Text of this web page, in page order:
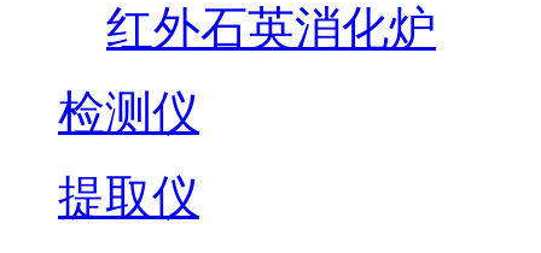
红外石英消化炉
检测仪
提取仪